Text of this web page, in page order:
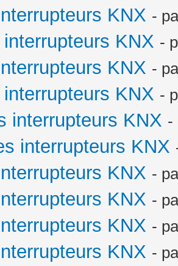
KNX -
KNX -
KNX -
KNX -
interrupteurs KNX -
interrupteurs KNX
KNX -
KNX -
KNX -
KNX -